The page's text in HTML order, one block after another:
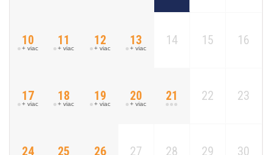
10
+ viac
11
+ viac
12
+ viac
13
+ viac
14 15 16
17
+ viac
18
+ viac
19
+ viac
20
+ viac
21 22 23
24 25 26 27 28 29 30